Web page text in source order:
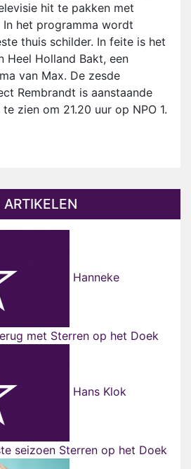
hit te pakken met
In het programma wordt
thuis schilder. In feite is het
Heel Holland Bakt, een
van Max. De zesde
Rembrandt is aanstaande
zien om 21.20 uur op NPO 1.
ARTIKELEN
Hanneke
met Sterren op het Doek
Hans Klok
seizoen Sterren op het Doek